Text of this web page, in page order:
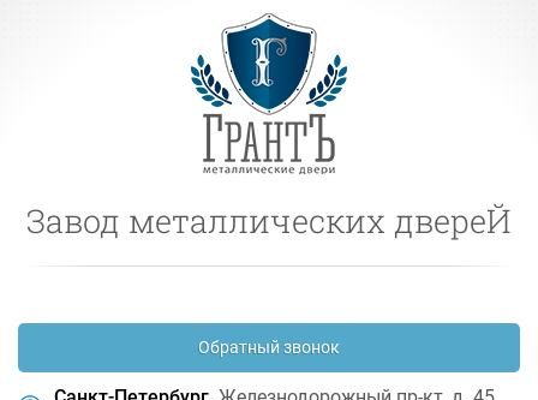
Завод металлических двереЙ
Обратный звонок